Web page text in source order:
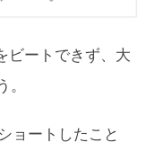
ビートできず、大
ョートしたこと